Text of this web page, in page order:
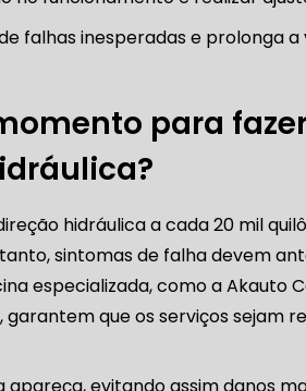
REVISÃO PREVENTIVA EM
falhas inesperadas e prolonga a
para
hidráulica a cada 20 mil
sintomas de falha devem
especializada, como a Akauto
que os serviços sejam